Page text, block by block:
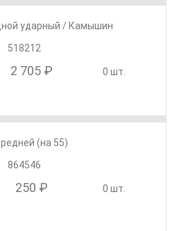
ударный / Камышин
518212
2 705 ₽ 0 шт.
(на 55)
864546
250 ₽ 0 шт.